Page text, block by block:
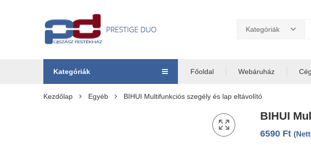
Kategóriák
Kategóriák Főoldal Webáruház
Kezdőlap Egyéb BIHUI Multifunkciós szegély és lap eltávolító
BIHUI
6590 Ft